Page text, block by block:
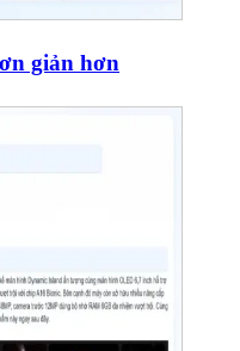
giản hơn